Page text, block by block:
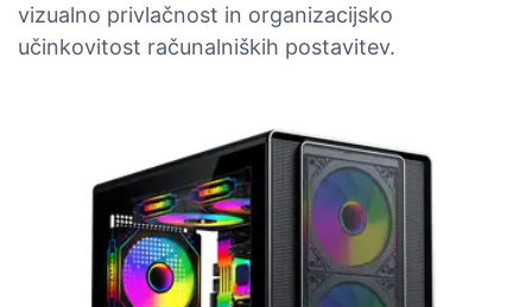
vizualno privlačnost in organizacijsko
učinkovitost računalniških postavitev.